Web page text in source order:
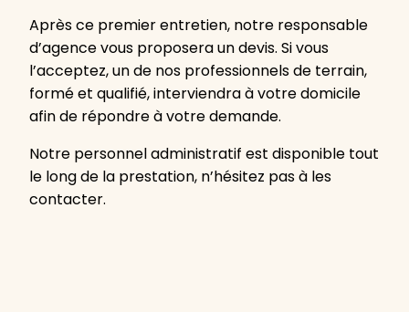
Après ce premier entretien, notre responsable
d’agence vous proposera un devis. Si vous
l’acceptez, un de nos professionnels de terrain,
formé et qualifié, interviendra à votre domicile
afin de répondre à votre demande.
Notre personnel administratif est disponible tout
le long de la prestation, n’hésitez pas à les
contacter.